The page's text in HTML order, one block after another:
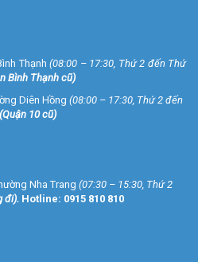
Thạnh (08:00 – 17:30, Thứ 2 đến Thứ
Bình Thạnh cũ)
Diên Hồng (08:00 – 17:30, Thứ 2 đến
10 cũ)
Nha Trang (07:30 – 15:30, Thứ 2
đi). Hotline: 0915 810 810